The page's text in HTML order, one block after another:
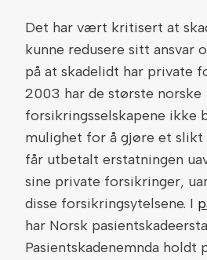
Det har vært kritisert at
kunne redusere sitt ansvar
på at skadelidt har private
2003 har de største norske
forsikringsselskapene ikke
mulighet for å gjøre et slikt
får utbetalt erstatningen
sine private forsikringer,
disse forsikringsytelsene. I
har Norsk
Pasientskadenemnda holdt